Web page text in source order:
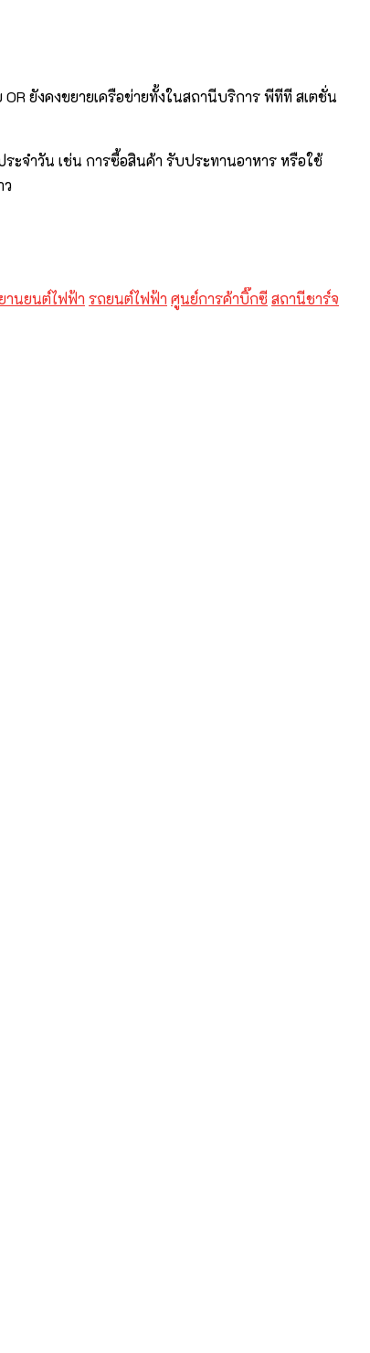
ยังคงขยายเครือข่ายทั้งในสถานีบริการ พีทีที สเตชั่น
ะจำวัน เช่น การซื้อสินค้า รับประทานอาหาร หรือใช้
ว
านยนต์ไฟฟ้า รถยนต์ไฟฟ้า ศูนย์การค้าบิ๊กซี สถานีชาร์จ